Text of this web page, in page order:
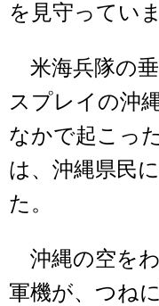
を見守ってい
米海兵隊の垂
スプレイの沖
なかで起こっ
は、沖縄県民
た。
沖縄の空を
軍機が、つね